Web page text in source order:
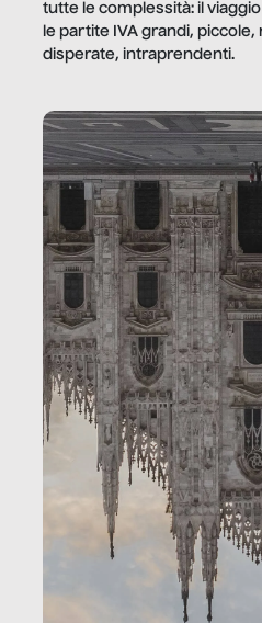
tutte le complessità: il
le partite IVA grandi,
disperate, intraprendenti.